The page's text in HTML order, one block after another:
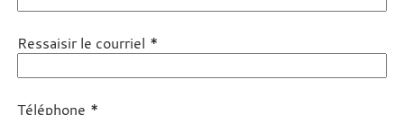
Ressaisir le courriel *
Téléphone *